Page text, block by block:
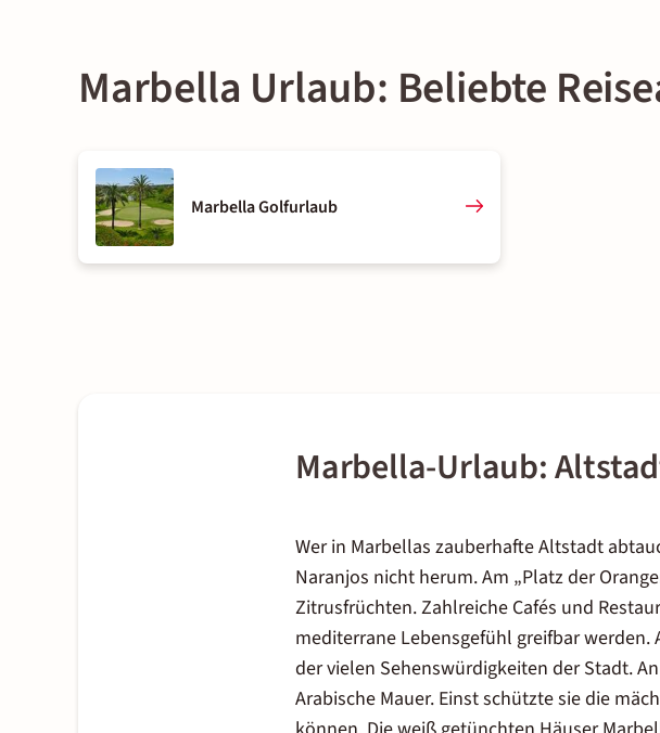
Marbella Urlaub: Beliebte
Marbella Golfurlaub
Marbella-Urlaub:
Wer in Marbellas zauberhafte Altstadt
Naranjos nicht herum. Am „Platz der
Zitrusfrüchten. Zahlreiche Cafés und
mediterrane Lebensgefühl greifbar
der vielen Sehenswürdigkeiten der Stadt.
Arabische Mauer. Einst schützte sie die